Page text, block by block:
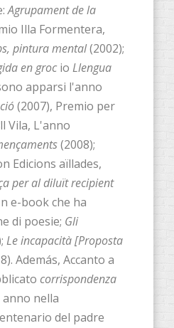
Agrupament de la
Illa Formentera,
pintura mental(2002);
en grocio Llengua
apparsi l'anno
(2007), Premio per
Vila, L'anno
(2008);
Edicions aïllades,
per al diluït recipient
e-book che ha
di poesie; Gli
Le incapacità [Proposta
Además, Accanto a
corrispondenza
anno nella
del padre